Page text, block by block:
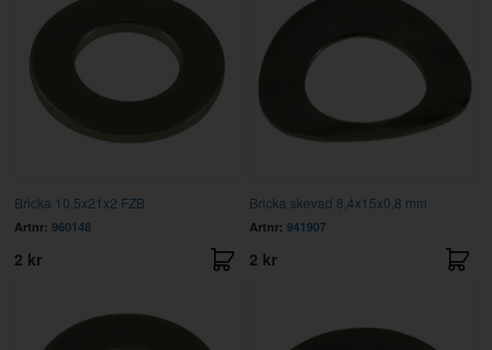
Bricka 10,5x21x2 FZB
Artnr: 960148
2 kr
Bricka skevad 8,4x15x0,8 mm
Artnr: 941907
2 kr